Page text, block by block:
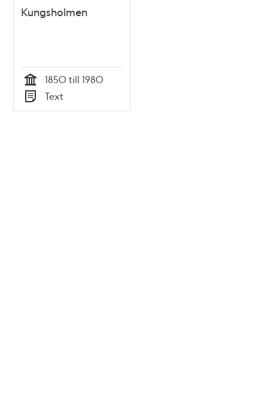
Kungsholmen
Tid
1850 till 1980
Typ
Text